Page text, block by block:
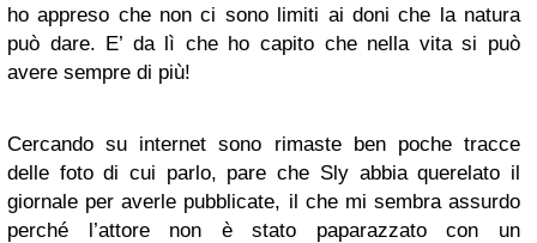
ho appreso che non ci sono limiti ai doni che la natura
può dare. E’ da lì che ho capito che nella vita si può
avere sempre di più!
Cercando su internet sono rimaste ben poche tracce
delle foto di cui parlo, pare che Sly abbia querelato il
giornale per averle pubblicate, il che mi sembra assurdo
perché l’attore non è stato paparazzato con un